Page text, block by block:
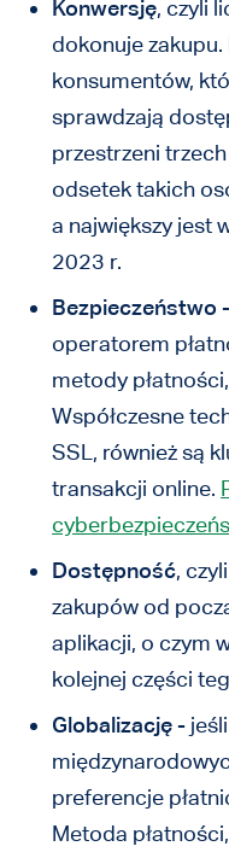
Konwersję, czyli
dokonuje
konsumentów,
sprawdzają
przestrzeni
odsetek takich
a największy jest
2023 r.
Bezpieczeństwo
operatorem
metody
Współczesne
SSL, również są
transakcji online.
Dostępność,
zakupów od
aplikacji, o czym
kolejnej części
Globalizację-
preferencje
Metoda